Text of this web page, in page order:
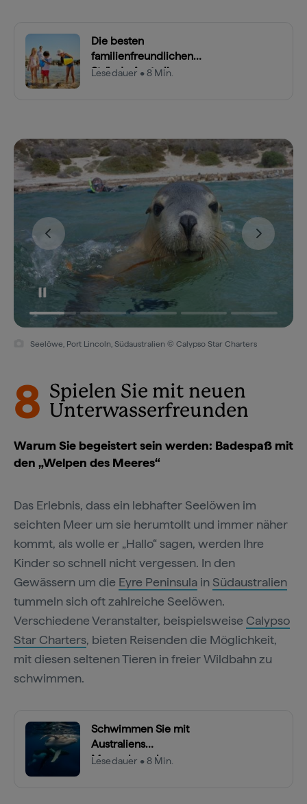
Die besten
familienfreundlichen
Strände Australiens
Lesedauer • 8 Min.
Seelöwe, Port Lincoln, Südaustralien © Calypso Star Charters
8 Spielen Sie mit neuen
Unterwasserfreunden
Warum Sie begeistert sein werden: Badespaß mit
den „Welpen des Meeres“
Das Erlebnis, dass ein lebhafter Seelöwen im
seichten Meer um sie herumtollt und immer näher
kommt, als wolle er „Hallo“ sagen, werden Ihre
Kinder so schnell nicht vergessen. In den
Gewässern um die Eyre Peninsula inSüdaustralien
tummeln sich oft zahlreiche Seelöwen.
Verschiedene Veranstalter, beispielsweise Calypso
Star Charters, bieten Reisenden die Möglichkeit,
mit diesen seltenen Tieren in freier Wildbahn zu
schwimmen.
Schwimmen Sie mit
Australiens
Meeresbewohnern
Lesedauer • 8 Min.